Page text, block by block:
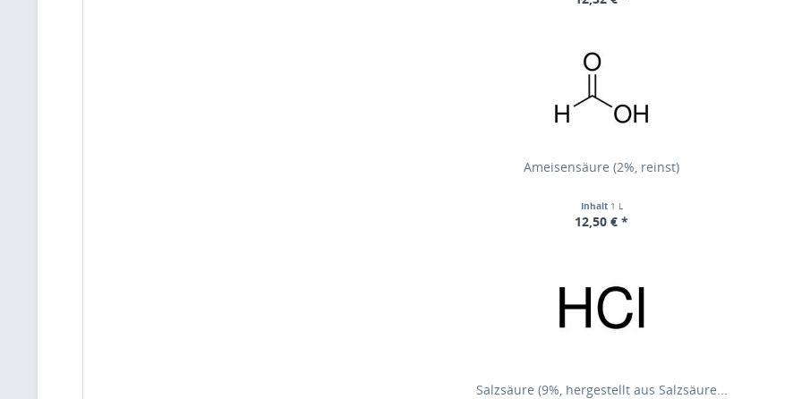
Ameisensäure (2%, reinst)
Inhalt 1 L
12,50 € *
Salzsäure (9%, hergestellt aus Salzsäure...